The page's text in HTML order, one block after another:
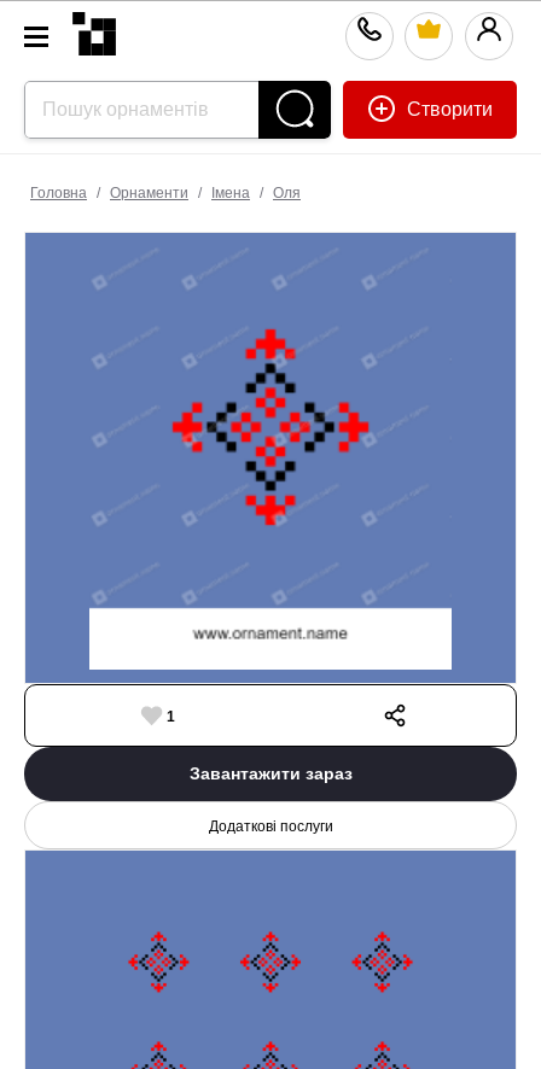
Створити
Головна / Орнаменти / Імена / Оля
1
Завантажити зараз
Додаткові послуги